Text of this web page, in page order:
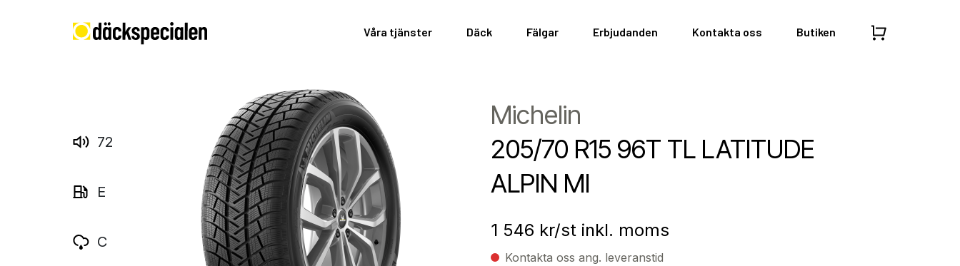
Våra tjänster Däck Fälgar Erbjudanden Kontakta oss Butiken
72
E
C
Michelin
205/70 R15 96T TL LATITUDE
ALPIN MI
1 546 kr/st inkl. moms
Kontakta oss ang. leveranstid